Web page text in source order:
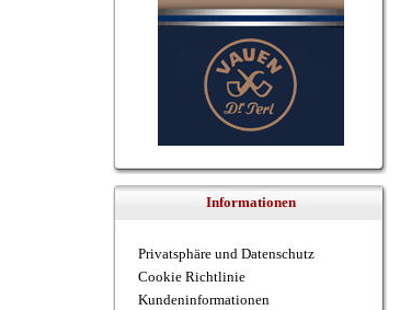
Informationen
Privatsphäre und Datenschutz
Cookie Richtlinie
Kundeninformationen